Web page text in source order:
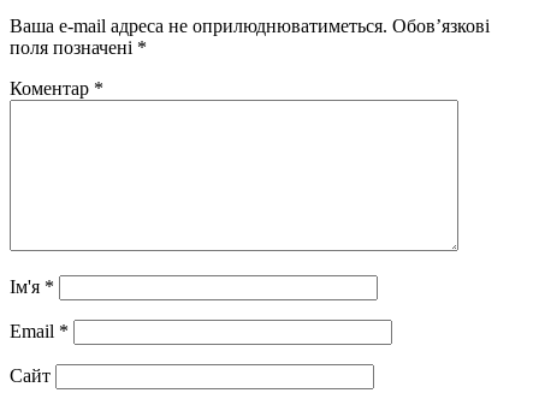
Ваша e-mail адреса не оприлюднюватиметься. Обов’язкові
поля позначені *
Коментар *
Ім'я *
Email *
Сайт